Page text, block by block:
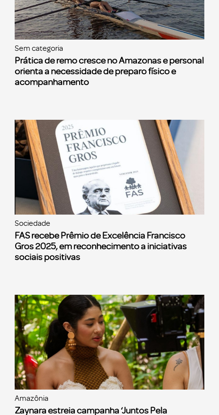
Sem categoria
Prática de remo cresce no Amazonas e personal
orienta a necessidade de preparo físico e
acompanhamento
Sociedade
FAS recebe Prêmio de Excelência Francisco
Gros 2025, em reconhecimento a iniciativas
sociais positivas
Amazônia
Zaynara estreia campanha ‘Juntos Pela